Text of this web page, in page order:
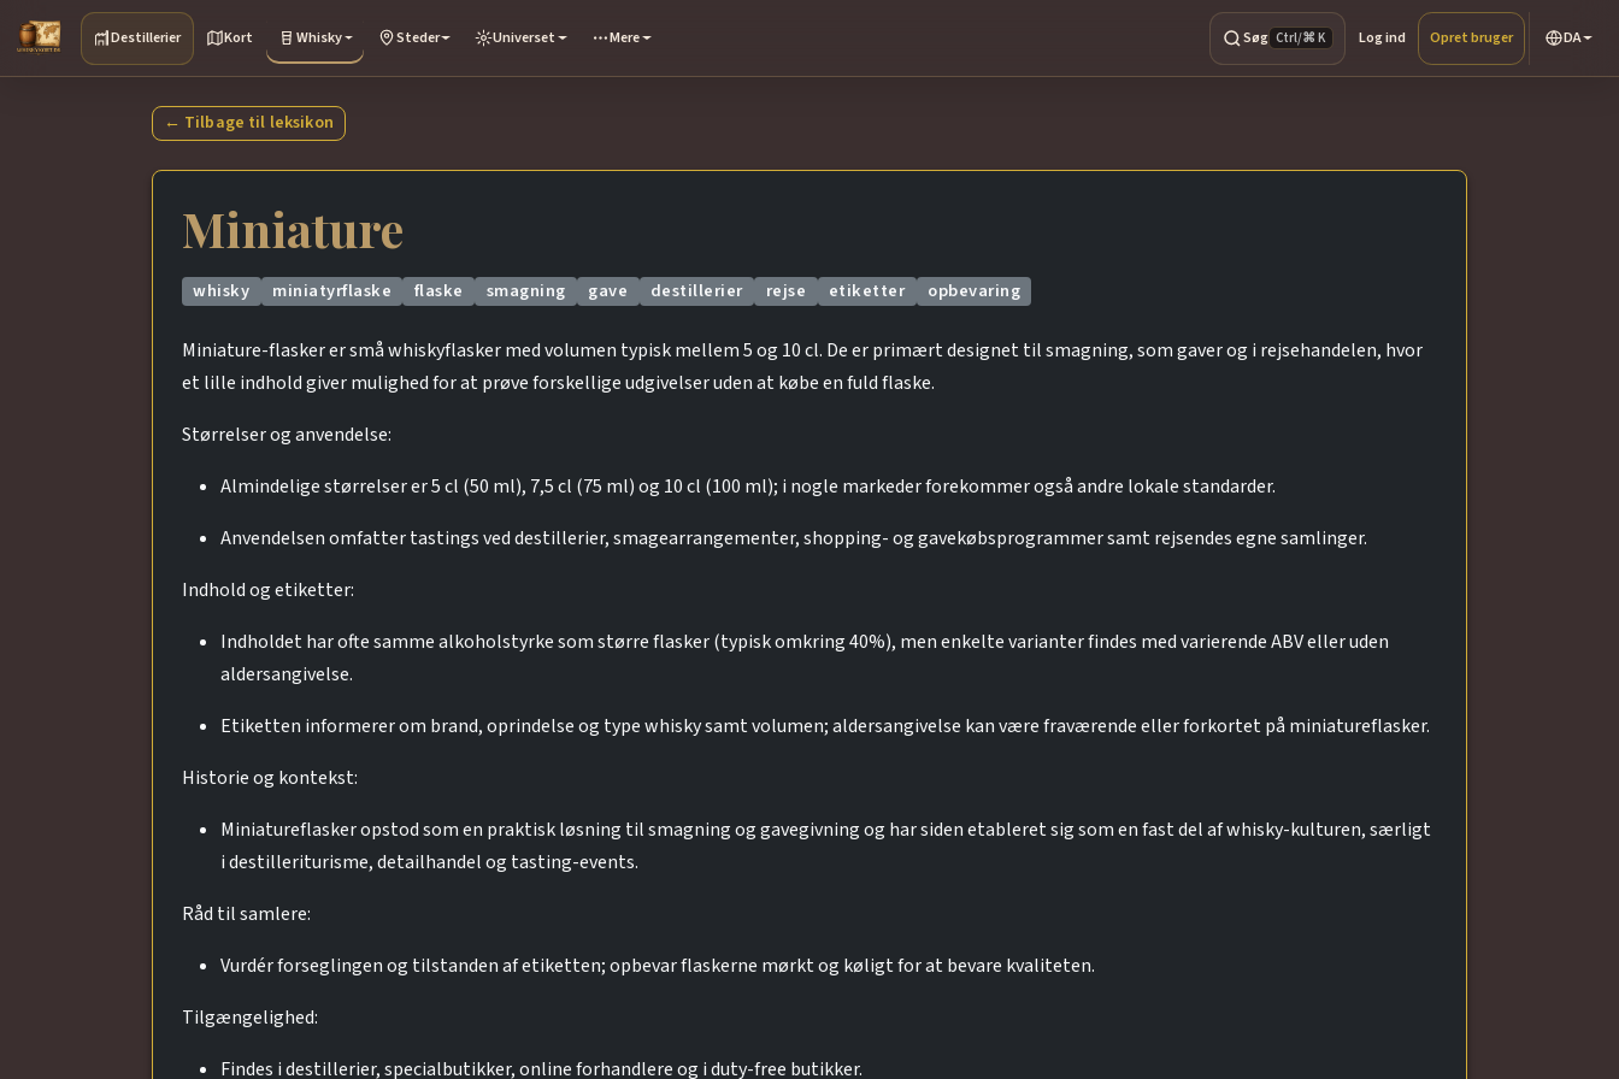
Destillerier Kort Whisky Steder Universet Mere Søg Ctrl/⌘ K Log ind Opret bruger DA
← Tilbage til leksikon
Miniature
whisky miniatyrflaske flaske smagning gave destillerier rejse etiketter opbevaring
Miniature-flasker er små whiskyflasker med volumen typisk mellem 5 og 10 cl. De er primært designet til smagning, som gaver og i rejsehandelen, hvor
et lille indhold giver mulighed for at prøve forskellige udgivelser uden at købe en fuld flaske.
Størrelser og anvendelse:
Almindelige størrelser er 5 cl (50 ml), 7,5 cl (75 ml) og 10 cl (100 ml); i nogle markeder forekommer også andre lokale standarder.
Anvendelsen omfatter tastings ved destillerier, smagearrangementer, shopping- og gavekøbsprogrammer samt rejsendes egne samlinger.
Indhold og etiketter:
Indholdet har ofte samme alkoholstyrke som større flasker (typisk omkring 40%), men enkelte varianter findes med varierende ABV eller uden
aldersangivelse.
Etiketten informerer om brand, oprindelse og type whisky samt volumen; aldersangivelse kan være fraværende eller forkortet på miniatureflasker.
Historie og kontekst:
Miniatureflasker opstod som en praktisk løsning til smagning og gavegivning og har siden etableret sig som en fast del af whisky-kulturen, særligt
i destilleriturisme, detailhandel og tasting-events.
Råd til samlere:
Vurdér forseglingen og tilstanden af etiketten; opbevar flaskerne mørkt og køligt for at bevare kvaliteten.
Tilgængelighed:
Findes i destillerier, specialbutikker, online forhandlere og i duty-free butikker.